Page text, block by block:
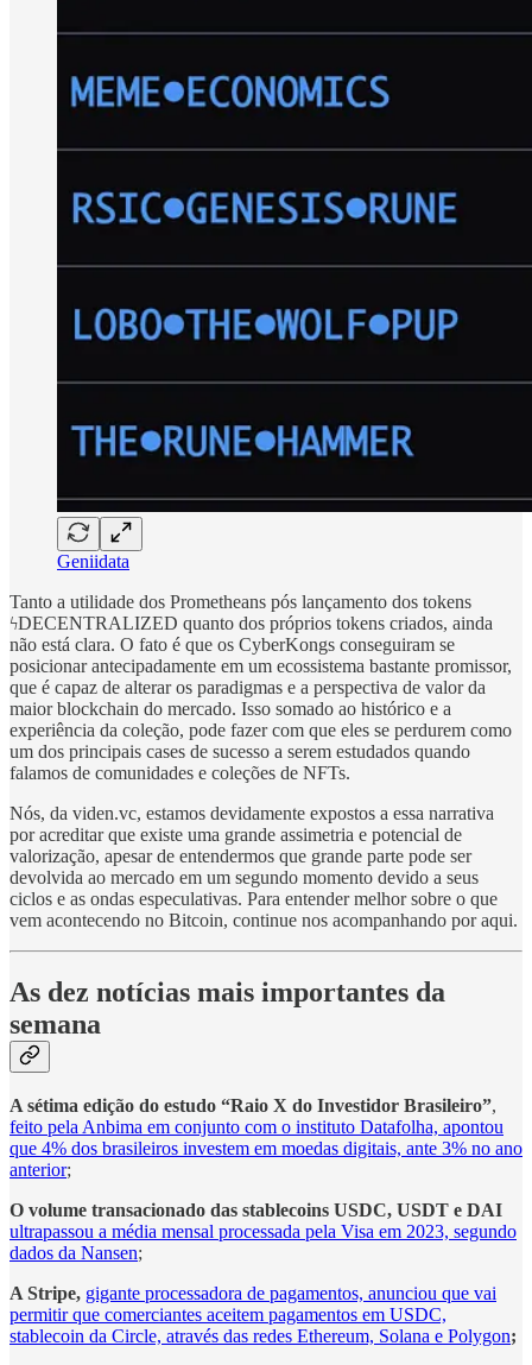
Geniidata
Tanto a utilidade dos Prometheans pós lançamento dos tokens
ϟDECENTRALIZED quanto dos próprios tokens criados, ainda
não está clara. O fato é que os CyberKongs conseguiram se
posicionar antecipadamente em um ecossistema bastante promissor,
que é capaz de alterar os paradigmas e a perspectiva de valor da
maior blockchain do mercado. Isso somado ao histórico e a
experiência da coleção, pode fazer com que eles se perdurem como
um dos principais cases de sucesso a serem estudados quando
falamos de comunidades e coleções de NFTs.
Nós, da viden.vc, estamos devidamente expostos a essa narrativa
por acreditar que existe uma grande assimetria e potencial de
valorização, apesar de entendermos que grande parte pode ser
devolvida ao mercado em um segundo momento devido a seus
ciclos e as ondas especulativas. Para entender melhor sobre o que
vem acontecendo no Bitcoin, continue nos acompanhando por aqui.
As dez notícias mais importantes da
semana
A sétima edição do estudo “Raio X do Investidor Brasileiro”,
feito pela Anbima em conjunto com o instituto Datafolha, apontou
que 4% dos brasileiros investem em moedas digitais, ante 3% no ano
anterior;
O volume transacionado das stablecoins USDC, USDT e DAI
ultrapassou a média mensal processada pela Visa em 2023, segundo
dados da Nansen;
A Stripe, gigante processadora de pagamentos, anunciou que vai
permitir que comerciantes aceitem pagamentos em USDC,
stablecoin da Circle, através das redes Ethereum, Solana e Polygon;